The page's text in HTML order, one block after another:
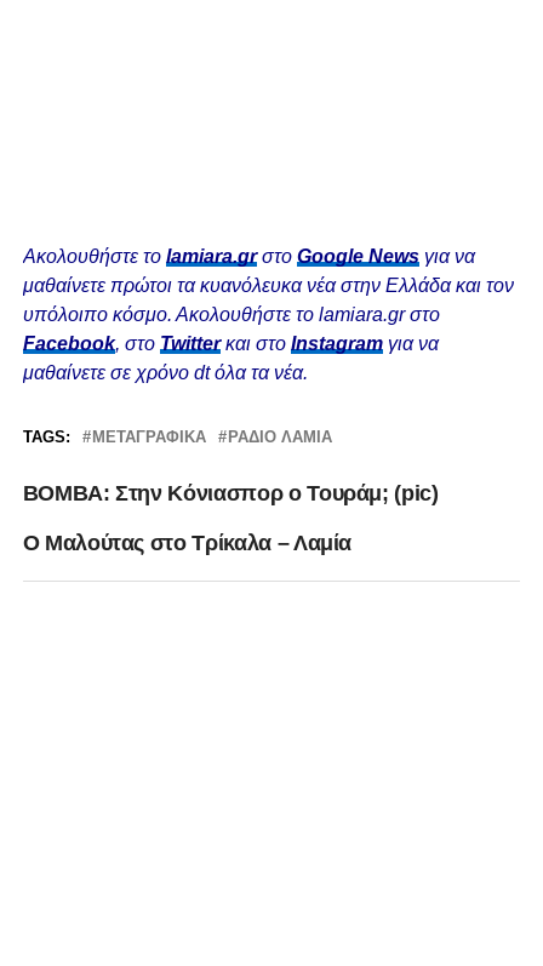
Ακολουθήστε το lamiara.grστο Google Newsγια να
μαθαίνετε πρώτοι τα κυανόλευκα νέα στην Ελλάδα και τον
υπόλοιπο κόσμο. Ακολουθήστε το lamiara.gr στο
Facebook, στο Twitterκαι στο Instagram για να
μαθαίνετε σε χρόνο dt όλα τα νέα.
TAGS: ΜΕΤΑΓΡΑΦΙΚΆ ΡΆΔΙΟ ΛΑΜΊΑ
ΒΟΜΒΑ: Στην Κόνιασπορ ο Τουράμ; (pic)
Ο Μαλούτας στο Τρίκαλα – Λαμία